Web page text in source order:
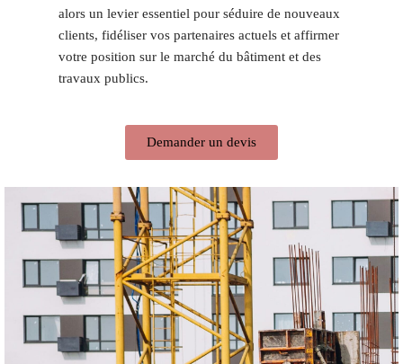
alors un levier essentiel pour séduire de nouveaux
clients, fidéliser vos partenaires actuels et affirmer
votre position sur le marché du bâtiment et des
travaux publics.
Demander un devis